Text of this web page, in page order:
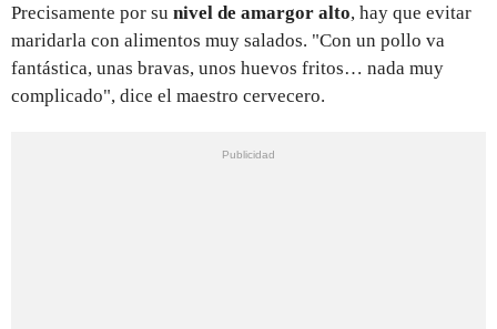
Precisamente por su nivel de amargor alto, hay que evitar
maridarla con alimentos muy salados. "Con un pollo va
fantástica, unas bravas, unos huevos fritos… nada muy
complicado", dice el maestro cervecero.